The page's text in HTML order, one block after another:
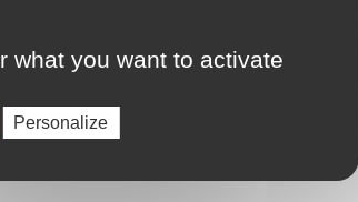
proposés en 2020 par le
l'espace, le plaisir d'être
what you want to activate
Personalize